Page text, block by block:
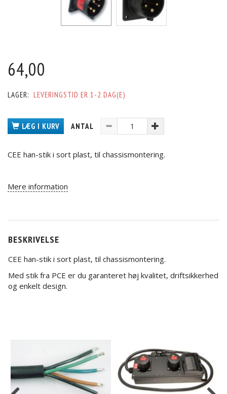
64,00
LAGER: LEVERINGSTID ER 1-2 DAG(E)
LÆG I KURV ANTAL
CEE han-stik i sort plast, til chassismontering.
Mere information
BESKRIVELSE
CEE han-stik i sort plast, til chassismontering.
Med stik fra PCE er du garanteret høj kvalitet, driftsikkerhed
og enkelt design.